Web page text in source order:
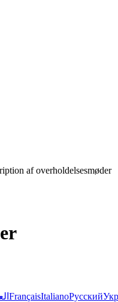
af overholdelsesmøder
FrançaisItalianoРусский